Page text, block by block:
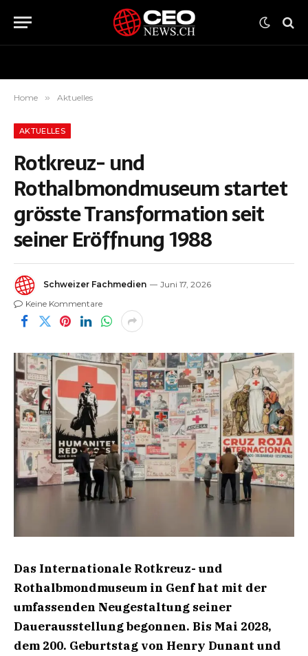
Home » Aktuelles
AKTUELLES
Rotkreuz- und
Rothalbmondmuseum startet
grösste Transformation seit
seiner Eröffnung 1988
Schweizer Fachmedien
Juni 17, 2026
Keine Kommentare
Das Internationale Rotkreuz- und
Rothalbmondmuseum in Genf hat mit der
umfassenden Neugestaltung seiner
Dauerausstellung begonnen. Bis Mai 2028,
dem 200. Geburtstag von Henry Dunant und